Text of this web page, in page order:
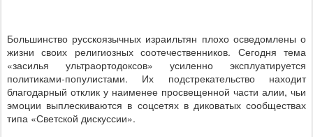
Большинство русскоязычных израильтян плохо осведомлены о
жизни своих религиозных соотечественников. Сегодня тема
«засилья ультраортодоксов» усиленно эксплуатируется
политиками-популистами. Их подстрекательство находит
благодарный отклик у наименее просвещенной части алии, чьи
эмоции выплескиваются в соцсетях в диковатых сообществах
типа «Светской дискуссии».